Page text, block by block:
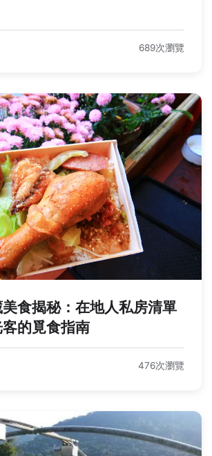
689次瀏覽
食揭秘：在地人私房清單
的覓食指南
476次瀏覽